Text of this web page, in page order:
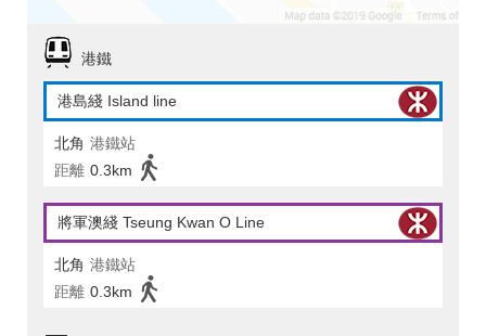
港鐵
港島綫 Island line
北角 港鐵站
距離 0.3km
將軍澳綫 Tseung Kwan O Line
北角 港鐵站
距離 0.3km